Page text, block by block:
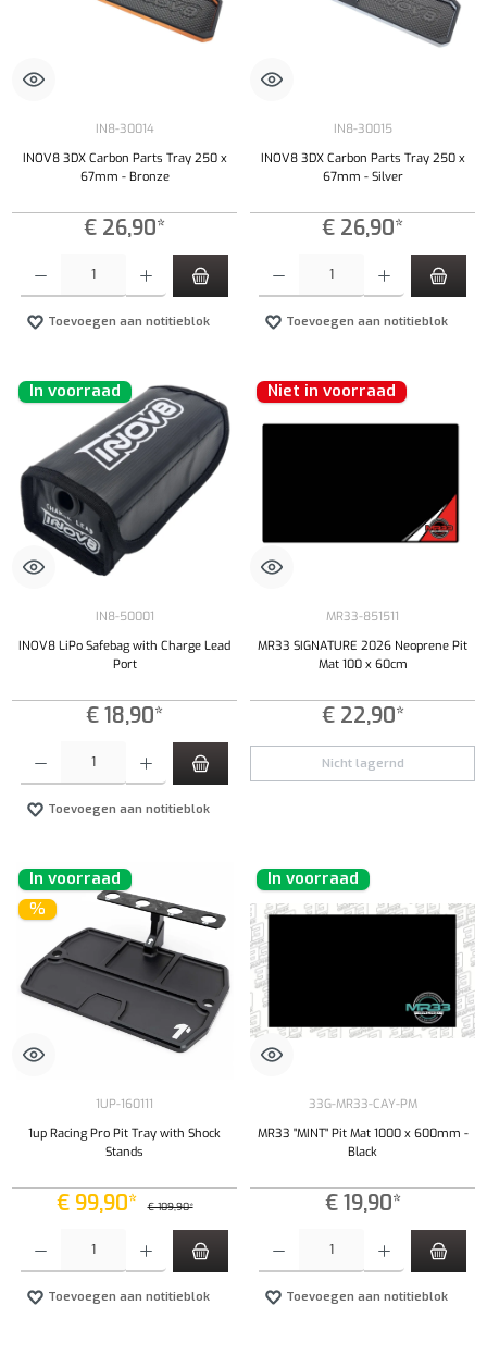
IN8-30014
INOV8 3DX Carbon Parts Tray 250 x
67mm - Bronze
€ 26,90*
Toevoegen aan notitieblok
IN8-30015
INOV8 3DX Carbon Parts Tray 250 x
67mm - Silver
€ 26,90*
Toevoegen aan notitieblok
In voorraad
IN8-50001
INOV8 LiPo Safebag with Charge Lead
Port
€ 18,90*
Producthoeveelheid: Voer de gewenste hoeveelheid in of gebruik de knoppen om de
Toevoegen aan notitieblok
Niet in voorraad
MR33-851511
MR33 SIGNATURE 2026 Neoprene Pit
Mat 100 x 60cm
€ 22,90*
Nicht lagernd
In voorraad
%
1UP-160111
1up Racing Pro Pit Tray with Shock
Stands
€ 99,90* € 109,90*
Toevoegen aan notitieblok
In voorraad
33G-MR33-CAY-PM
MR33 "MINT" Pit Mat 1000 x 600mm -
Black
€ 19,90*
Toevoegen aan notitieblok